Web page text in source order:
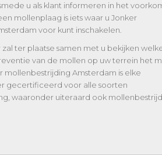
u als klant informeren in het
mollenplaag is iets waar u Jonker
voor kunt inschakelen.
ter plaatse samen met u bekijken
van de mollen op uw terrein het
mollenbestrijding Amsterdam is elke
gecertificeerd voor alle soorten
waaronder uiteraard ook